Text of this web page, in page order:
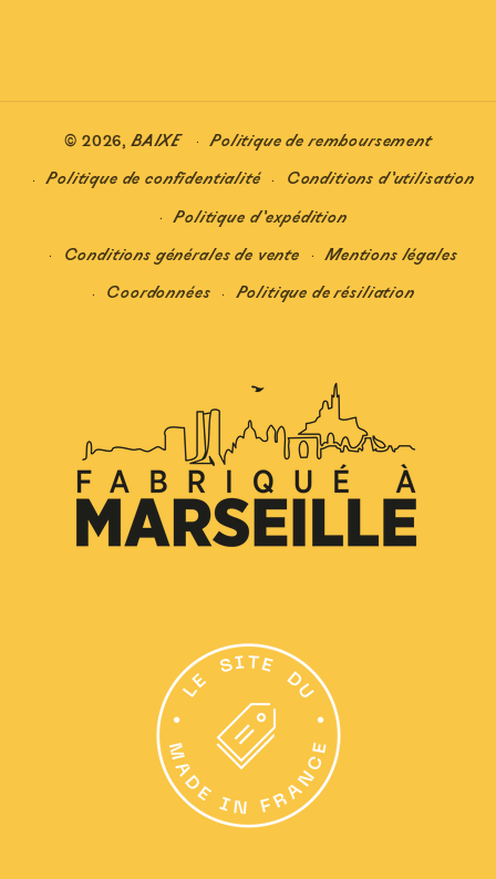
© 2026,BAIXE
Politique de remboursement
Politique de confidentialité
Conditions d’utilisation
Politique d’expédition
Conditions générales de vente
Mentions légales
Coordonnées
Politique de résiliation